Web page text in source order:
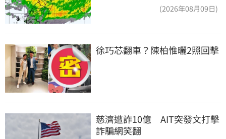
(2026年08月09日)
徐巧芯翻車？陳柏惟曬2照回擊
慈濟遭詐10億　AIT突發文打擊
詐騙網笑翻